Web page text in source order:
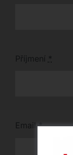
Příjmení *
Email*